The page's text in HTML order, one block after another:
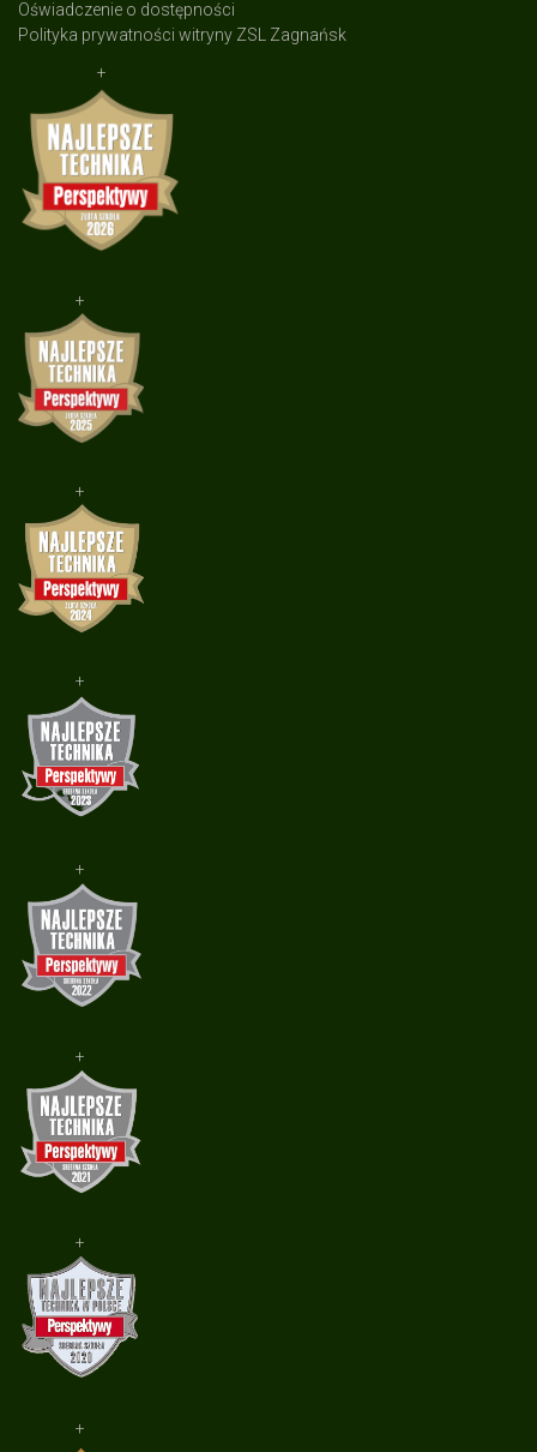
Oświadczenie o dostępności
Polityka prywatności witryny ZSL Zagnańsk
+
+
+
+
+
+
+
+